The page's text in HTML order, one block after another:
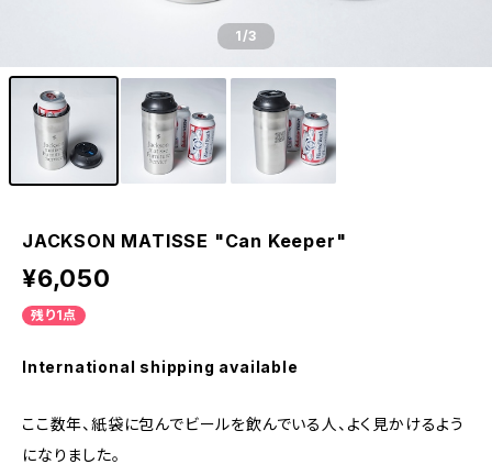
1/3
JACKSON MATISSE "Can Keeper"
¥6,050
残り1点
International shipping available
ここ数年、紙袋に包んでビールを飲んでいる人、よく見かけるよう
になりました。